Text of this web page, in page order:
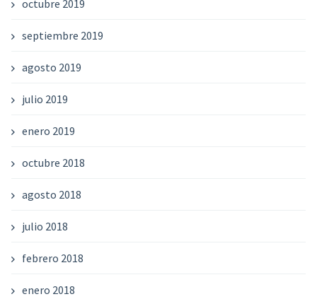
octubre 2019
septiembre 2019
agosto 2019
julio 2019
enero 2019
octubre 2018
agosto 2018
julio 2018
febrero 2018
enero 2018